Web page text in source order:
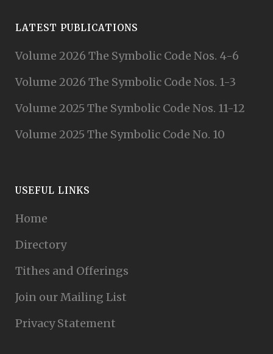
LATEST PUBLICATIONS
Volume 2026 The Symbolic Code Nos. 4-6
Volume 2026 The Symbolic Code Nos. 1-3
Volume 2025 The Symbolic Code Nos. 11-12
Volume 2025 The Symbolic Code No. 10
USEFUL LINKS
Home
Directory
Tithes and Offerings
Join our Mailing List
Privacy Statement